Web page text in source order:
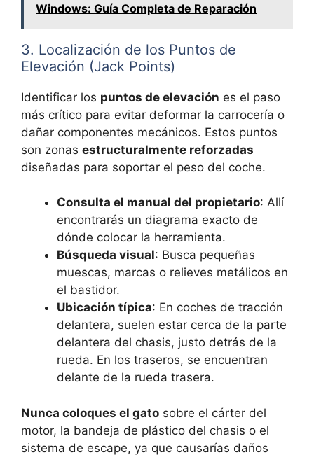
Windows: Guía Completa de Reparación
3. Localización de los Puntos de
Elevación (Jack Points)
Identificar los puntos de elevación es el paso
más crítico para evitar deformar la carrocería o
dañar componentes mecánicos. Estos puntos
son zonas estructuralmente reforzadas
diseñadas para soportar el peso del coche.
Consulta el manual del propietario: Allí
encontrarás un diagrama exacto de
dónde colocar la herramienta.
Búsqueda visual: Busca pequeñas
muescas, marcas o relieves metálicos en
el bastidor.
Ubicación típica: En coches de tracción
delantera, suelen estar cerca de la parte
delantera del chasis, justo detrás de la
rueda. En los traseros, se encuentran
delante de la rueda trasera.
Nunca coloques el gato sobre el cárter del
motor, la bandeja de plástico del chasis o el
sistema de escape, ya que causarías daños